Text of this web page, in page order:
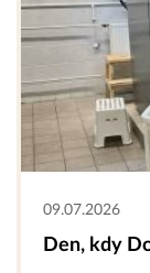
09.07.2026
Den, kdy